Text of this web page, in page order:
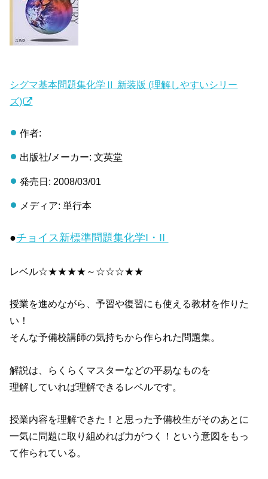
シグマ基本問題集化学Ⅱ 新装版 (理解しやすいシリー
ズ)
作者:
出版社/メーカー: 文英堂
発売日: 2008/03/01
メディア: 単行本
●チョイス新標準問題集化学I・II
レベル☆★★★★～☆☆☆★★
授業を進めながら、予習や復習にも使える教材を作りた
い！
そんな予備校講師の気持ちから作られた問題集。
解説は、らくらくマスターなどの平易なものを
理解していれば理解できるレベルです。
授業内容を理解できた！と思った予備校生がそのあとに
一気に問題に取り組めれば力がつく！という意図をもっ
て作られている。